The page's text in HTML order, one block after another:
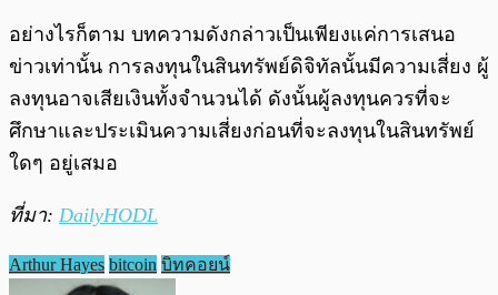
อย่างไรก็ตาม บทความดังกล่าวเป็นเพียงแค่การเสนอ
ข่าวเท่านั้น การลงทุนในสินทรัพย์ดิจิทัลนั้นมีความเสี่ยง ผู้
ลงทุนอาจเสียเงินทั้งจำนวนได้ ดังนั้นผู้ลงทุนควรที่จะ
ศึกษาและประเมินความเสี่ยงก่อนที่จะลงทุนในสินทรัพย์
ใดๆ อยู่เสมอ
ที่มา: DailyHODL
Arthur Hayes bitcoin บิทคอยน์